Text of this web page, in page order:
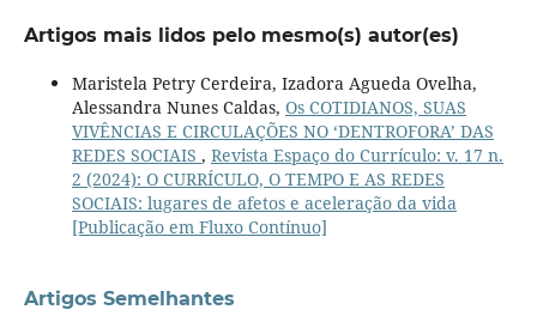
Artigos mais lidos pelo mesmo(s) autor(es)
Maristela Petry Cerdeira, Izadora Agueda Ovelha,
Alessandra Nunes Caldas, Os COTIDIANOS, SUAS
VIVÊNCIAS E CIRCULAÇÕES NO ‘DENTROFORA’ DAS
REDES SOCIAIS , Revista Espaço do Currículo: v. 17 n.
2 (2024): O CURRÍCULO, O TEMPO E AS REDES
SOCIAIS: lugares de afetos e aceleração da vida
[Publicação em Fluxo Contínuo]
Artigos Semelhantes